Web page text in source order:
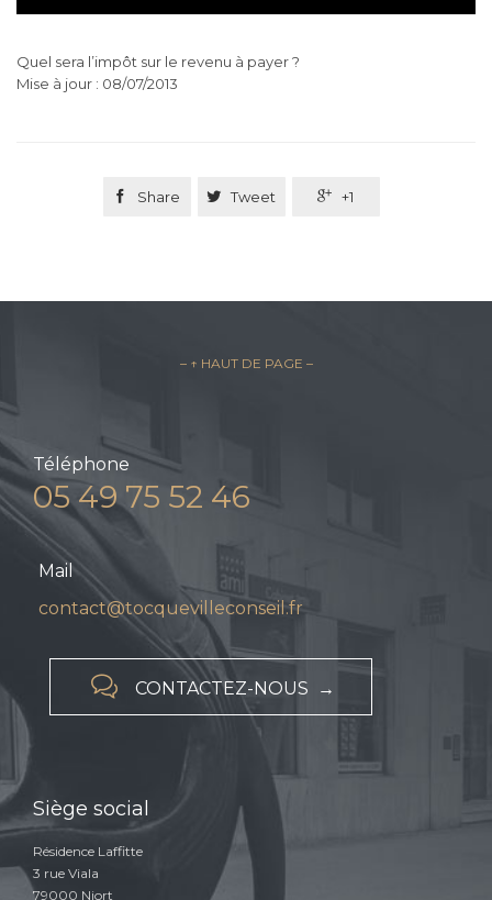
Quel sera l’impôt sur le revenu à payer ?
Mise à jour : 08/07/2013
 Share  Tweet  +1
– ↑ HAUT DE PAGE –
Téléphone
05 49 75 52 46
Mail
contact@tocquevilleconseil.fr
 CONTACTEZ-NOUS →
Siège social
Résidence Laffitte
3 rue Viala
79000 Niort